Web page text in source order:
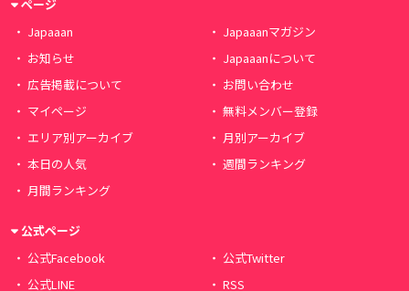
ページ
Japaaan
Japaaanマガジン
お知らせ
Japaaanについて
広告掲載について
お問い合わせ
マイページ
無料メンバー登録
エリア別アーカイブ
月別アーカイブ
本日の人気
週間ランキング
月間ランキング
公式ページ
公式Facebook
公式Twitter
公式LINE
RSS